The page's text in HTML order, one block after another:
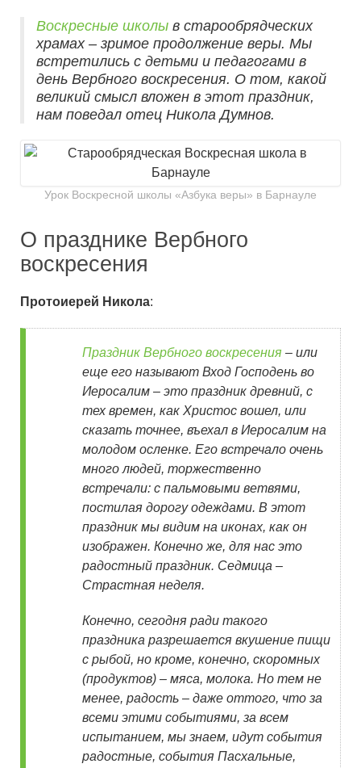
Воскресные школы в старообрядческих
храмах – зримое продолжение веры. Мы
встретились с детьми и педагогами в
день Вербного воскресения. О том, какой
великий смысл вложен в этот праздник,
нам поведал отец Никола Думнов.
Урок Воскресной школы «Азбука веры» в Барнауле
О празднике Вербного
воскресения
Протоиерей Никола:
Праздник Вербного воскресения – или
еще его называют Вход Господень во
Иеросалим – это праздник древний, с
тех времен, как Христос вошел, или
сказать точнее, въехал в Иеросалим на
молодом осленке. Его встречало очень
много людей, торжественно
встречали: с пальмовыми ветвями,
постилая дорогу одеждами. В этот
праздник мы видим на иконах, как он
изображен. Конечно же, для нас это
радостный праздник. Седмица –
Страстная неделя.
Конечно, сегодня ради такого
праздника разрешается вкушение пищи
с рыбой, но кроме, конечно, скоромных
(продуктов) – мяса, молока. Но тем не
менее, радость – даже оттого, что за
всеми этими событиями, за всем
испытанием, мы знаем, идут события
радостные, события Пасхальные,